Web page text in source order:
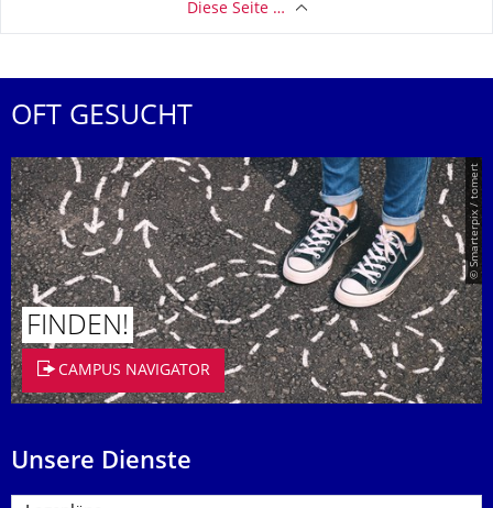
Diese Seite …
OFT GESUCHT
© Smarterpix / tomert
FINDEN!
CAMPUS NAVIGATOR
Unsere Dienste